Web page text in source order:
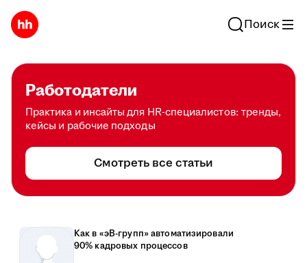
Поиск
Работодатели
Практика и инсайты для HR-специалистов: тренды,
кейсы и рабочие подходы
Смотреть все статьи
Как в «эВ-групп» автоматизировали
90% кадровых процессов